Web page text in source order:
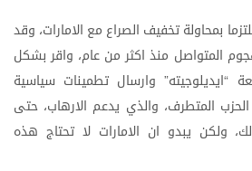
بمحاولةتخفيف الصراع مع الامارات، وقد
المتواصل منذ اكثر من عام، واقر بشكل
“ايديلوجيته” وارسال تطمينات سياسية
الحزب المتطرف، والذي يدعم الارهاب، حتى
ولكن يبدو ان الامارات لا تحتاج هذه